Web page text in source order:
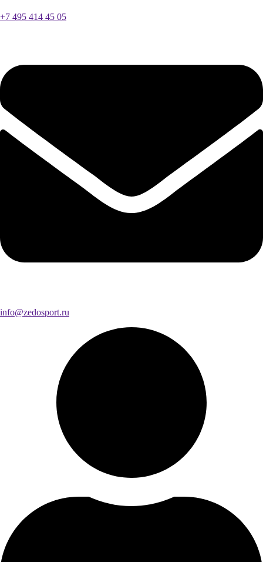
+7 495 414 45 05
info@zedosport.ru